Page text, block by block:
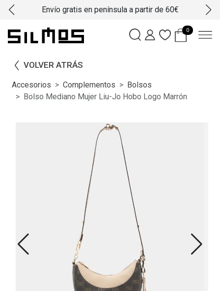
Envío gratis en península a partir de 60€
0
VOLVER ATRÁS
Accesorios Complementos
Bolsos
Bolso Mediano Mujer Liu-Jo Hobo Logo Marrón